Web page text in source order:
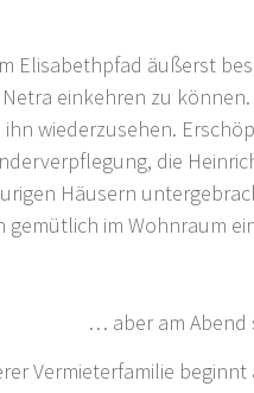
Elisabethpfad äußerst
einkehren zu
wiederzusehen.
die
Häusern
im Wohnraum
am Abend sehr
Vermieterfamilie